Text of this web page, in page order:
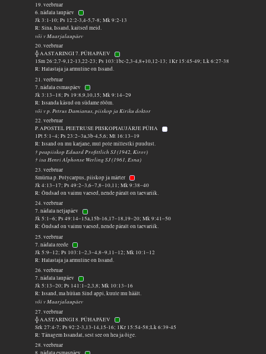
19. veebruar
6. nädala laupäev
Jk 3:1-10; Ps 12:2-3,4-5,7-8; Mk 9:2-13
R: Sina, Issand, kaitsed meid.
või v Maarjalaupäev
20. veebruar
╬ AASTARINGI 7. PÜHAPÄEV
1Sm 26:2,7-9,12-13,22-23; Ps 103:1bc-2,3-4,8+10,12-13; 1Kr 15:45-49; Lk 6:27-38
R: Halastaja ja armuline on Issand.
21. veebruar
7. nädala esmaspäev
Jk 3:13–18; Ps 19:8,9,10,15; Mk 9:14–29
R: Issanda käsud on südame rõõm.
või v p. Petrus Damianus, piiskop ja Kiriku doktor
22. veebruar
P. APOSTEL PEETRUSE PIISKOPIAUJÄRJE PÜHA
1Pt 5:1–4; Ps 23:2–3a,3b-4,5,6; Mt 16:13–19
R: Issand on mu karjane, mul pole millestki puudust.
† peapiiskop Eduard Profittlich SJ (1942, Kirov)
† isa Henri Alphonse Werling SJ (1961, Esna)
23. veebruar
Smürna p. Polycarpus, piiskop ja märter
Jk 4:13–17; Ps 49:2–3,6–7,8–10,11; Mk 9:38–40
R: Õndsad on vaimu vaesed, nende päralt on taevariik.
24. veebruar
7. nädala neljapäev
Jk 5:1–6; Ps 49:14–15a,15b-16,17–18,19–20; Mk 9:41–50
R: Õndsad on vaimu vaesed, nende päralt on taevariik.
25. veebruar
7. nädala reede
Jk 5:9–12; Ps 103:1–2,3–4,8–9,11–12; Mk 10:1–12
R: Halastaja ja armuline on Issand.
26. veebruar
7. nädala laupäev
Jk 5:13–20; Ps 141:1–2,3,8; Mk 10:13–16
R: Issand, ma hüüan Sind appi, kuule mu häält.
või v Maarjalaupäev
27. veebruar
╬ AASTARINGI 8. PÜHAPÄEV
Srk 27:4-7; Ps 92:2-3,13-14,15-16; 1Kr 15:54-58;Lk 6:39-45
R: Tänagem Issandat, sest see on hea ja õige.
28. veebruar